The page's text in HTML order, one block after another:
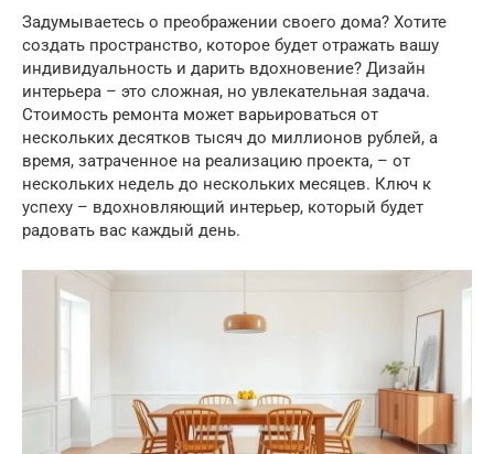
Задумываетесь о преображении своего дома? Хотите
создать пространство, которое будет отражать вашу
индивидуальность и дарить вдохновение? Дизайн
интерьера – это сложная, но увлекательная задача.
Стоимость ремонта может варьироваться от
нескольких десятков тысяч до миллионов рублей, а
время, затраченное на реализацию проекта, – от
нескольких недель до нескольких месяцев. Ключ к
успеху – вдохновляющий интерьер, который будет
радовать вас каждый день.